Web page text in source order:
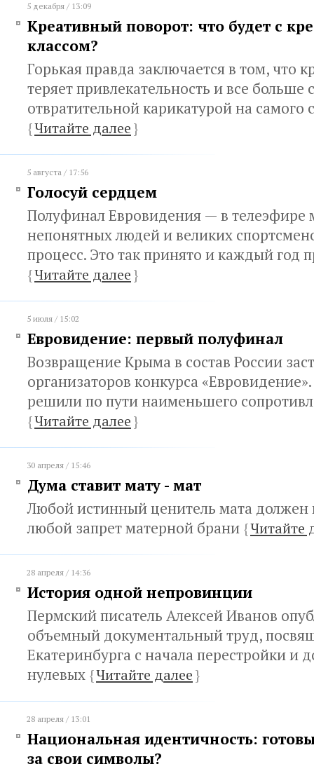
5 декабря / 13:09
Креативный поворот: что будет с
классом?
Горькая правда заключается в том, что
теряет привлекательность и все больше
отвратительной карикатурой на самого
{Читайте далее}
5 августа / 17:56
Голосуй сердцем
Полуфинал Евровидения — в телеэфире
непонятных людей и великих
процесс. Это так принято и каждый год
{Читайте далее}
5 июля / 15:02
Евровидение: первый полуфинал
Возвращение Крыма в состав России
организаторов конкурса
решили по пути наименьшего
{Читайте далее}
30 апреля / 15:46
Дума ставит мату - мат
Любой истинный ценитель мата должен
любой запрет матерной брани {Читайте
28 апреля / 14:36
История одной непровинции
Пермский писатель Алексей Иванов
объемный документальный труд,
Екатеринбурга с начала перестройки и
нулевых {Читайте далее}
28 апреля / 13:01
Национальная идентичность:
за свои символы?